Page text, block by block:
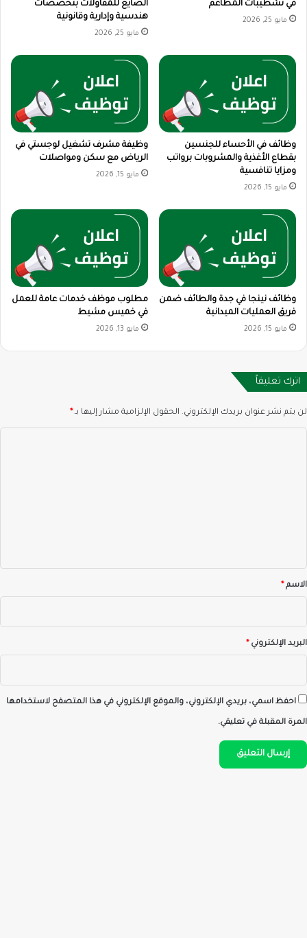
في تشطيبات المطاعم
مايو 25, 2026
الصايغ للمقاولات بتخصصات
هندسية وإدارية وقانونية
مايو 25, 2026
وظائف في الأحساء للجنسين
بقطاع الأغذية والمشروبات برواتب
ومزايا تنافسية
مايو 15, 2026
وظيفة مشرف تشغيل لوجستي في
الرياض مع سكن ومواصلات
مايو 15, 2026
وظائف نينجا في جدة والطائف ضمن
فريق العمليات الميدانية
مايو 15, 2026
مطلوب موظف خدمات عامة للعمل
في خميس مشيط
مايو 13, 2026
اترك تعليقاً
لن يتم نشر عنوان بريدك الإلكتروني. الحقول الإلزامية مشار إليها بـ*
*الاسم*
البريد الإلكتروني*
احفظ اسمي، بريدي الإلكتروني، والموقع الإلكتروني في هذا المتصفح لاستخدامها
المرة المقبلة في تعليقي.